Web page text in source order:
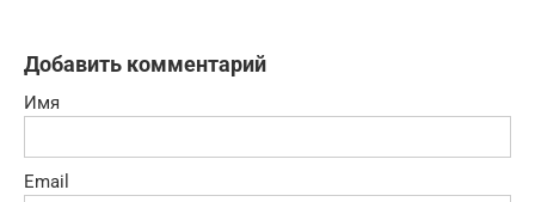
Добавить комментарий
Имя
Email